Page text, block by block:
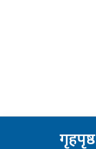
गृहपृष्ठ